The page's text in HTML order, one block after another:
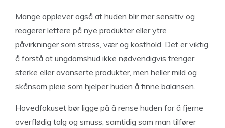
Mange opplever også at huden blir mer sensitiv og
reagerer lettere på nye produkter eller ytre
påvirkninger som stress, vær og kosthold. Det er viktig
å forstå at ungdomshud ikke nødvendigvis trenger
sterke eller avanserte produkter, men heller mild og
skånsom pleie som hjelper huden å finne balansen.
Hovedfokuset bør ligge på å rense huden for å fjerne
overflødig talg og smuss, samtidig som man tilfører